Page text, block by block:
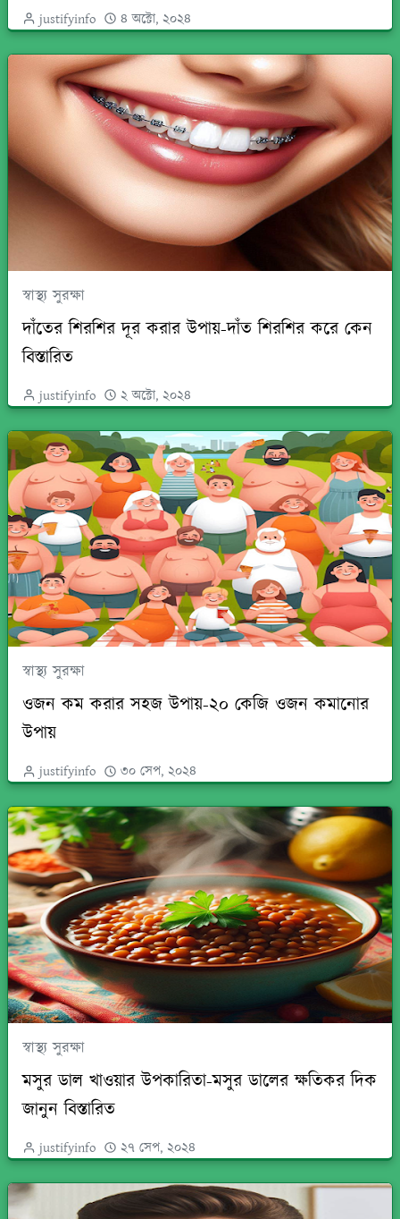
justifyinfo ৪ অক্টো, ২০২৪
স্বাস্থ্য সুরক্ষা
দাঁতের শিরশির দূর করার উপায়-দাঁত শিরশির করে কেন
বিস্তারিত
justifyinfo ২ অক্টো, ২০২৪
স্বাস্থ্য সুরক্ষা
ওজন কম করার সহজ উপায়-২০ কেজি ওজন কমানোর
উপায়
justifyinfo ৩০ সেপ, ২০২৪
স্বাস্থ্য সুরক্ষা
মসুর ডাল খাওয়ার উপকারিতা-মসুর ডালের ক্ষতিকর দিক
জানুন বিস্তারিত
justifyinfo ২৭ সেপ, ২০২৪